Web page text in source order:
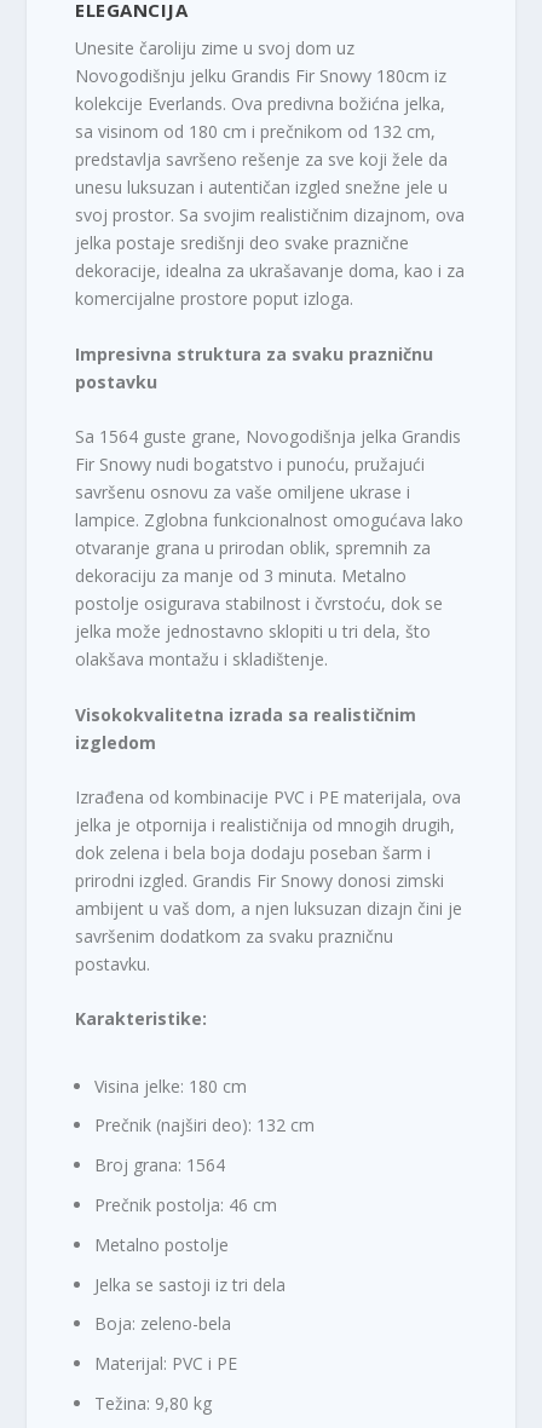
ELEGANCIJA
Unesite čaroliju zime u svoj dom uz
Novogodišnju jelku Grandis Fir Snowy 180cm iz
kolekcije Everlands. Ova predivna božićna jelka,
sa visinom od 180 cm i prečnikom od 132 cm,
predstavlja savršeno rešenje za sve koji žele da
unesu luksuzan i autentičan izgled snežne jele u
svoj prostor. Sa svojim realističnim dizajnom, ova
jelka postaje središnji deo svake praznične
dekoracije, idealna za ukrašavanje doma, kao i za
komercijalne prostore poput izloga.
Impresivna struktura za svaku prazničnu
postavku
Sa 1564 guste grane, Novogodišnja jelka Grandis
Fir Snowy nudi bogatstvo i punoću, pružajući
savršenu osnovu za vaše omiljene ukrase i
lampice. Zglobna funkcionalnost omogućava lako
otvaranje grana u prirodan oblik, spremnih za
dekoraciju za manje od 3 minuta. Metalno
postolje osigurava stabilnost i čvrstoću, dok se
jelka može jednostavno sklopiti u tri dela, što
olakšava montažu i skladištenje.
Visokokvalitetna izrada sa realističnim
izgledom
Izrađena od kombinacije PVC i PE materijala, ova
jelka je otpornija i realističnija od mnogih drugih,
dok zelena i bela boja dodaju poseban šarm i
prirodni izgled. Grandis Fir Snowy donosi zimski
ambijent u vaš dom, a njen luksuzan dizajn čini je
savršenim dodatkom za svaku prazničnu
postavku.
Karakteristike:
Visina jelke: 180 cm
Prečnik (najširi deo): 132 cm
Broj grana: 1564
Prečnik postolja: 46 cm
Metalno postolje
Jelka se sastoji iz tri dela
Boja: zeleno-bela
Materijal: PVC i PE
Težina: 9,80 kg